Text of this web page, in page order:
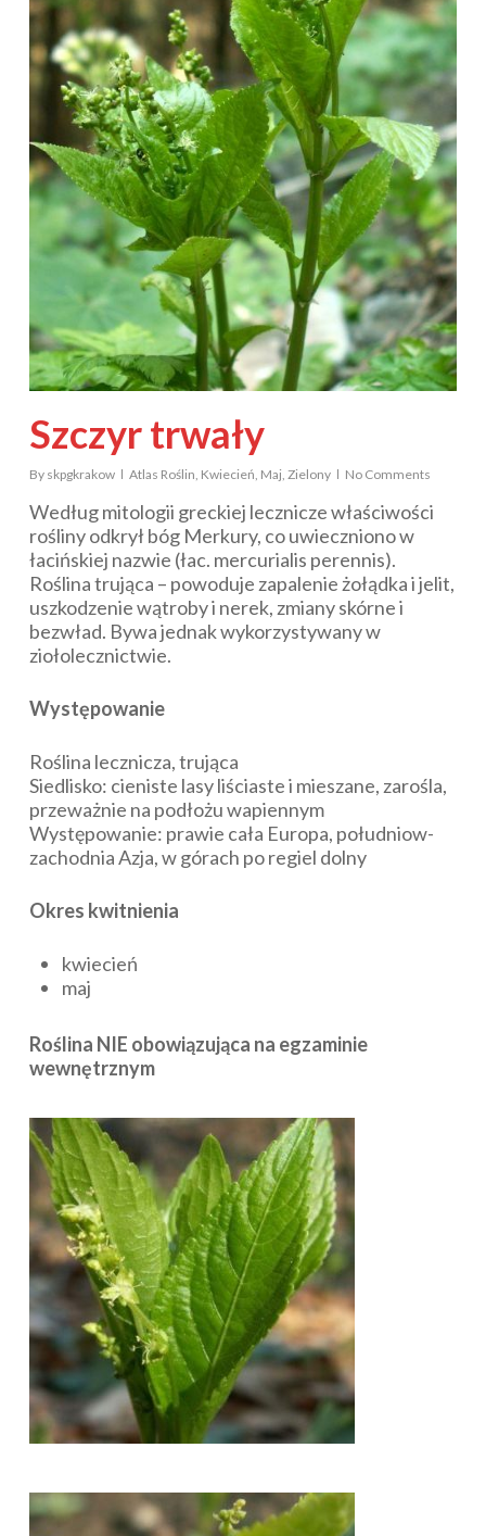
Szczyr trwały
By skpgkrakow Atlas Roślin Kwiecień Maj Zielony No Comments
Według mitologii greckiej lecznicze właściwości
rośliny odkrył bóg Merkury, co uwieczniono w
łacińskiej nazwie (łac. mercurialis perennis).
Roślina trująca – powoduje zapalenie żołądka i jelit,
uszkodzenie wątroby i nerek, zmiany skórne i
bezwład. Bywa jednak wykorzystywany w
ziołolecznictwie.
Występowanie
Roślina lecznicza, trująca
Siedlisko: cieniste lasy liściaste i mieszane, zarośla,
przeważnie na podłożu wapiennym
Występowanie: prawie cała Europa, południow-
zachodnia Azja, w górach po regiel dolny
Okres kwitnienia
kwiecień
maj
Roślina NIE obowiązująca na egzaminie
wewnętrznym